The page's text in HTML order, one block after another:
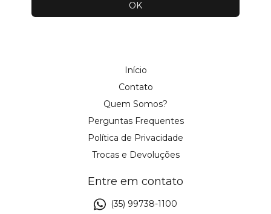
Início
Contato
Quem Somos?
Perguntas Frequentes
Política de Privacidade
Trocas e Devoluções
Entre em contato
(35) 99738-1100